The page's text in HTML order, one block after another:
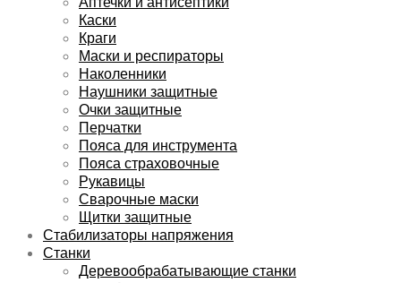
Каски
Краги
Маски и респираторы
Наколенники
Наушники защитные
Очки защитные
Перчатки
Пояса для инструмента
Пояса страховочные
Рукавицы
Сварочные маски
Щитки защитные
Стабилизаторы напряжения
Станки
Деревообрабатывающие станки